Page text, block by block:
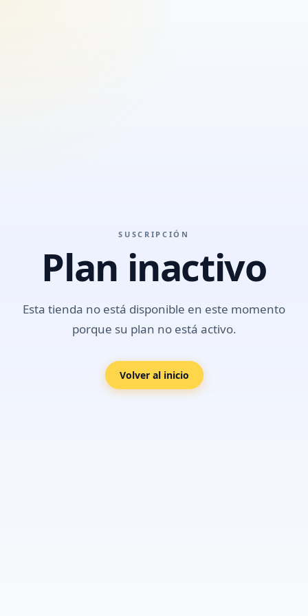
SUSCRIPCIÓN
Plan inactivo
Esta tienda no está disponible en este momento
porque su plan no está activo.
Volver al inicio